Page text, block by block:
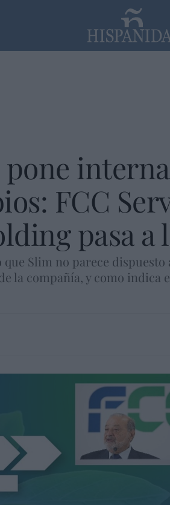
pone
FCC
pasa a
que Slim no parece
la compañía, y como indica